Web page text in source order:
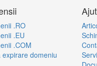
.RO
.EU
.COM
expirare domeniu